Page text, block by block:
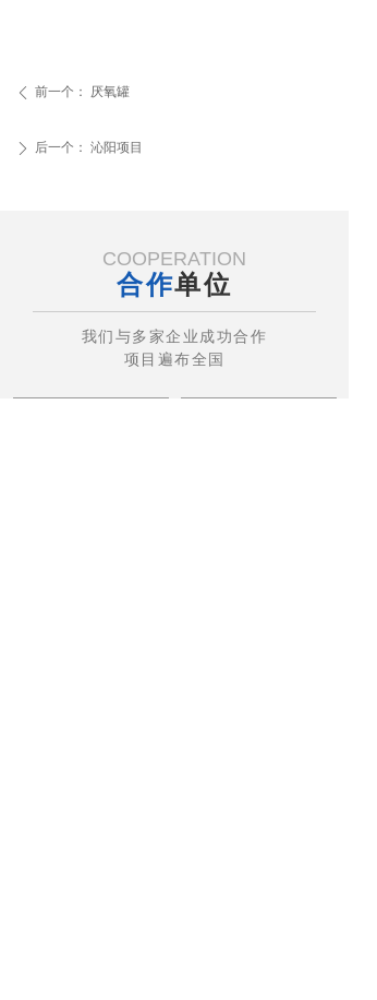
ꄴ 前一个： 厌氧罐
ꄲ 后一个： 沁阳项目
COOPERATION
合作单位
我们与多家企业成功合作
项目遍布全国
ꂐ ꂈ